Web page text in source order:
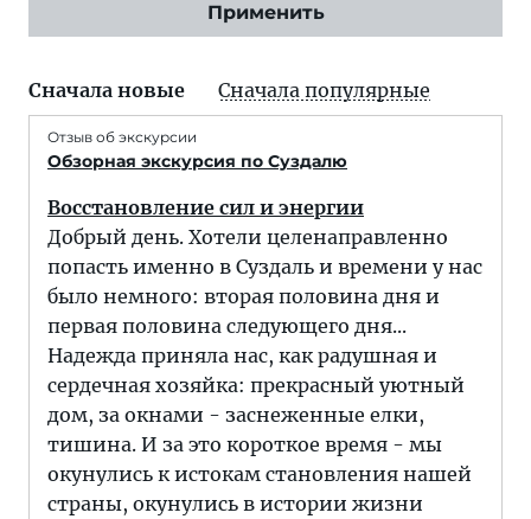
Применить
Сначала новые Сначала популярные
Отзыв об экскурсии
Обзорная экскурсия по Суздалю
Восстановление сил и энергии
Добрый день. Хотели целенаправленно
попасть именно в Суздаль и времени у нас
было немного: вторая половина дня и
первая половина следующего дня...
Надежда приняла нас, как радушная и
сердечная хозяйка: прекрасный уютный
дом, за окнами - заснеженные елки,
тишина. И за это короткое время - мы
окунулись к истокам становления нашей
страны, окунулись в истории жизни